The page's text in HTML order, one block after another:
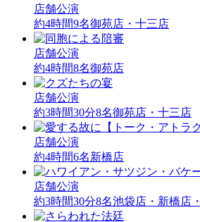
店舗公演
約4時間9名御苑店・十三店
店舗公演
約4時間8名御苑店
店舗公演
約3時間30分8名御苑店・十三店
店舗公演
約4時間6名新橋店
店舗公演
約3時間30分8名池袋店・新橋店